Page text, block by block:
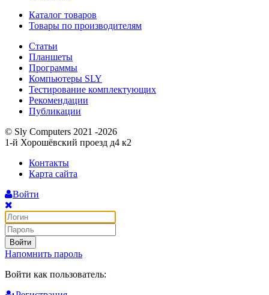
Каталог товаров
Товары по производителям
Статьи
Планшеты
Программы
Компьютеры SLY
Тестирование комплектующих
Рекомендации
Публикации
© Sly Computers 2021 -2026
1-й Хорошёвский проезд д4 к2
Контакты
Карта сайта
Войти
Войти
Напомнить пароль
Войти как пользователь: